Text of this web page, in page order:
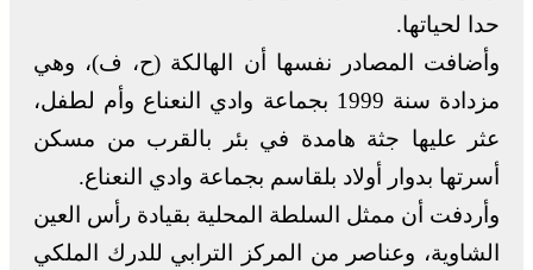
حدا لحياتها.
وأضافت المصادر نفسها أن الهالكة (ح، ف)، وهي
مزدادة سنة 1999 بجماعة وادي النعناع وأم لطفل،
عثر عليها جثة هامدة في بئر بالقرب من مسكن
أسرتها بدوار أولاد بلقاسم بجماعة وادي النعناع.
وأردفت أن ممثل السلطة المحلية بقيادة رأس العين
الشاوية، وعناصر من المركز الترابي للدرك الملكي